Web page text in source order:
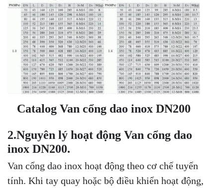
Catalog Van cổng dao inox DN200
2.Nguyên lý hoạt động Van cổng dao
inox DN200.
Van cổng dao inox hoạt động theo cơ chế tuyến
tính. Khi tay quay hoặc bộ điều khiển hoạt động,